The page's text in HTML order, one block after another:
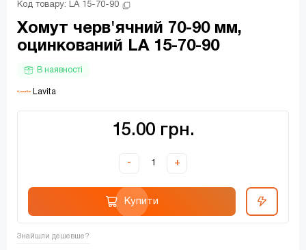
Код товару: LA 15-70-90
Хомут черв'ячний 70-90 мм,
оцинкований LA 15-70-90
В наявності
Lavita
15.00 грн.
- +
Купити
Знайшли дешевше?